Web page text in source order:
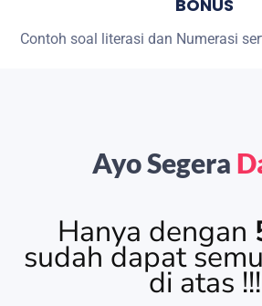
BONUS
Contoh soal literasi dan Numerasi
Ayo Segera
Hanya dengan
sudah dapat
di atas !!!